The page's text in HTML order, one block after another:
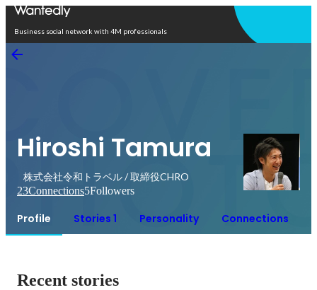
Business social network with 4M professionals
Hiroshi Tamura
株式会社令和トラベル / 取締役CHRO
23Connections5Followers
Profile Stories 1 Personality Connections
Recent stories